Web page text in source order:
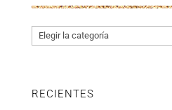
Categorías
RECIENTES